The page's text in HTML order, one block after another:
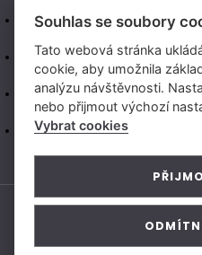
E-SHOP
NAŠE VÝROBA
NEW LIVING CENTER
NEW LIVING CENTER
© 2026 Vytvořeno vBeneš
Souhlas se soubory
Tato webová stránka
cookie, aby umožnila
analýzu návštěvnosti.
nebo přijmout výchozí
Vybrat cookies